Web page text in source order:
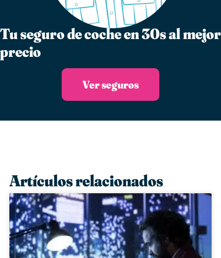
Tu seguro de coche en 30s al mejor
precio
Ver seguros
Artículos relacionados